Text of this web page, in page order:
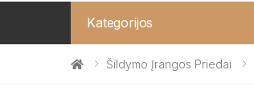
Kategorijos
Šildymo Įrangos Priedai